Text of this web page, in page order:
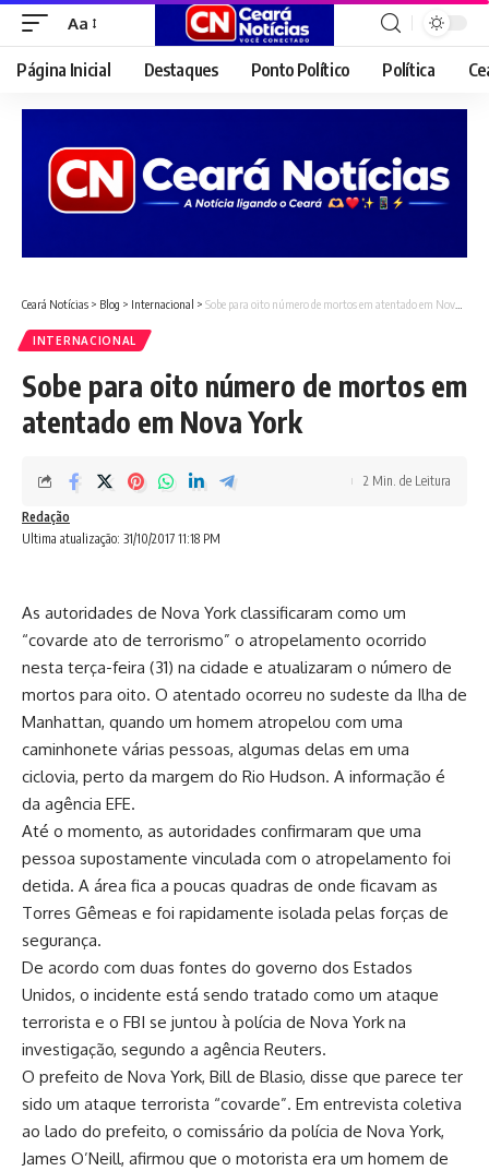
Font
Resizer
Aa
Página Inicial Destaques Ponto Político Política
Ceará Notícias > Blog > Internacional > Sobe para oito número de mortos em atentado em Nova York
INTERNACIONAL
Sobe para oito número de mortos em
atentado em Nova York
Ultima atualização: 31/10/2017 11:18 PM
Redação
2 Min. de Leitura
As autoridades de Nova York classificaram como um
“covarde ato de terrorismo” o atropelamento ocorrido
nesta terça-feira (31) na cidade e atualizaram o número de
mortos para oito. O atentado ocorreu no sudeste da Ilha de
Manhattan, quando um homem atropelou com uma
caminhonete várias pessoas, algumas delas em uma
ciclovia, perto da margem do Rio Hudson. A informação é
da agência EFE.
Até o momento, as autoridades confirmaram que uma
pessoa supostamente vinculada com o atropelamento foi
detida. A área fica a poucas quadras de onde ficavam as
Torres Gêmeas e foi rapidamente isolada pelas forças de
segurança.
De acordo com duas fontes do governo dos Estados
Unidos, o incidente está sendo tratado como um ataque
terrorista e o FBI se juntou à polícia de Nova York na
investigação, segundo a agência Reuters.
O prefeito de Nova York, Bill de Blasio, disse que parece ter
sido um ataque terrorista “covarde”. Em entrevista coletiva
ao lado do prefeito, o comissário da polícia de Nova York,
James O’Neill, afirmou que o motorista era um homem de